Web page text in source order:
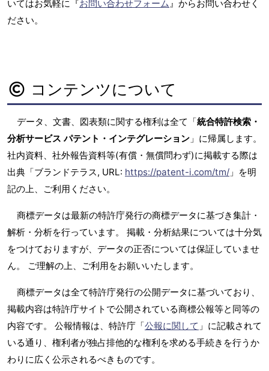
いてはお気軽に『お問い合わせフォーム 』からお問い合わせく
ださい。
コンテンツについて
データ、文書、図表類に関する権利は全て「統合特許検索・
分析サービス パテント・インテグレーション 」に帰属します。
社内資料、社外報告資料等(有償・無償問わず)に掲載する際は
出典「ブランドテラス, URL: https://patent-i.com/tm/ 」を明
記の上、ご利用ください。
商標データは最新の特許庁発行の商標データに基づき集計・
解析・分析を行っています。 掲載・分析結果については十分気
をつけておりますが、データの正否については保証していませ
ん。 ご理解の上、ご利用をお願いいたします。
商標データは全て特許庁発行の公開データに基づいており、
掲載内容は特許庁サイトで公開されている商標公報等と同等の
内容です。 公報情報は、特許庁「公報に関して 」に記載されて
いる通り、権利者が独占排他的な権利を求める手続きを行うか
わりに広く公示されるべきものです。